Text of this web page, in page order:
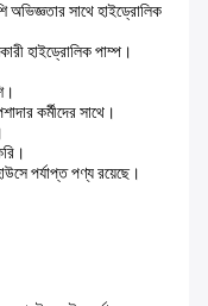
সাথে হাইড্রোলিক
হাইড্রোলিক পাম্প।
কর্মীদের সাথে।
পর্যাপ্ত পণ্য রয়েছে।